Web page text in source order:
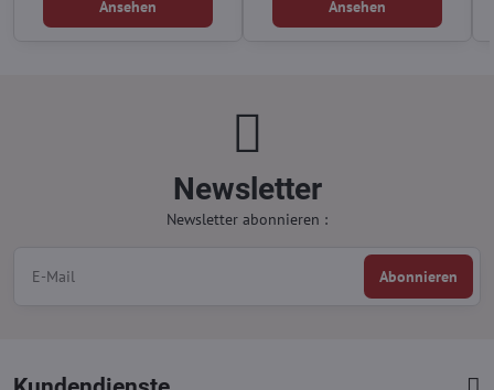
Ansehen Ansehen
Newsletter
Newsletter abonnieren :
Abonnieren